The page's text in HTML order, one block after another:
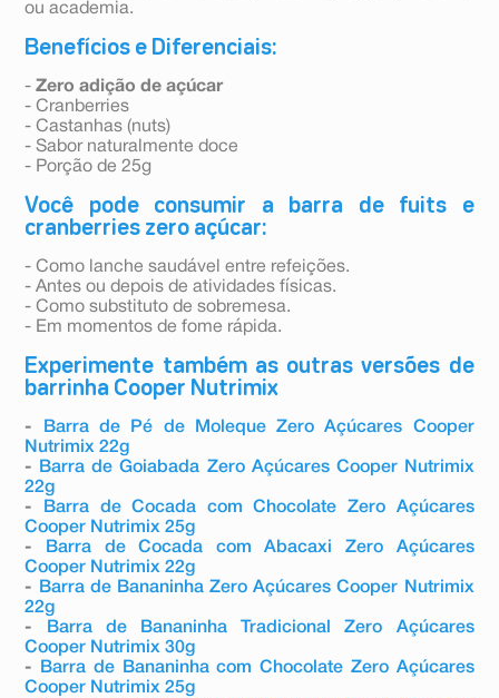
ou academia.
Benefícios e Diferenciais:
-Zero adição de açúcar
- Cranberries
- Castanhas (nuts)
- Sabor naturalmente doce
- Porção de 25g
Você pode consumir a barra de fuits e
cranberries zero açúcar:
- Como lanche saudável entre refeições.
- Antes ou depois de atividades físicas.
- Como substituto de sobremesa.
- Em momentos de fome rápida.
Experimente também as outras versões de
barrinha Cooper Nutrimix
-
Barra de Pé de Moleque Zero Açúcares Cooper
Nutrimix 22g
-
Barra de Goiabada Zero Açúcares Cooper Nutrimix
22g
-
Barra de Cocada com Chocolate Zero Açúcares
Cooper Nutrimix 25g
-
Barra de Cocada com Abacaxi Zero Açúcares
Cooper Nutrimix 22g
-
Barra de Bananinha Zero Açúcares Cooper Nutrimix
22g
-
Barra de Bananinha Tradicional Zero Açúcares
Cooper Nutrimix 30g
-
Barra de Bananinha com Chocolate Zero Açúcares
Cooper Nutrimix 25g